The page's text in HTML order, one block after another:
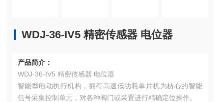
WDJ-36-IV5 精密传感器 电位器
产品简介：
WDJ-36-IV5 精密传感器 电位器
智能型电动执行机构，拥有高速低功耗单片机为枋心的智能
信号采集控制单元，对各种阀门或装置进行精确定位操作。